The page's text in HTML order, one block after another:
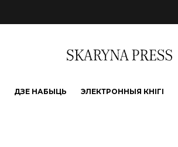
ДЗЕ НАБЫЦЬ ЭЛЕКТРОННЫЯ КНІГІ